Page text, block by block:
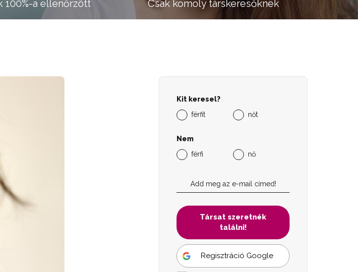
100%-a ellenőrzött Csak komoly társkeresőknek
Kit keresel?
férfit
nőt
Nem
férfi
nő
Társat szeretnék
találni!
Regisztráció Google